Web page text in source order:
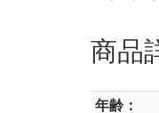
商品
年齢：